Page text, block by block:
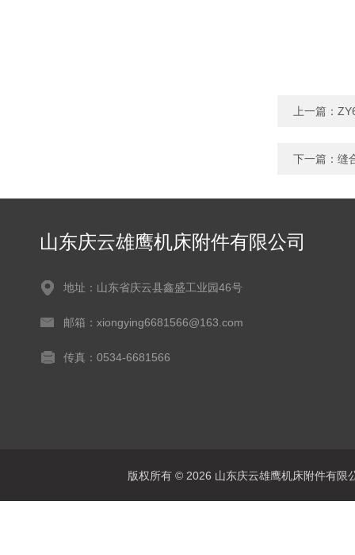
上一篇：
下一篇： 缝
山东庆云雄鹰机床附件有限公司
地址：山东省庆云县鑫盛工业园46号
邮箱：xiongying6681566@163.com
传真：0534-6681566
版权所有 © 2026 山东庆云雄鹰机床附件有